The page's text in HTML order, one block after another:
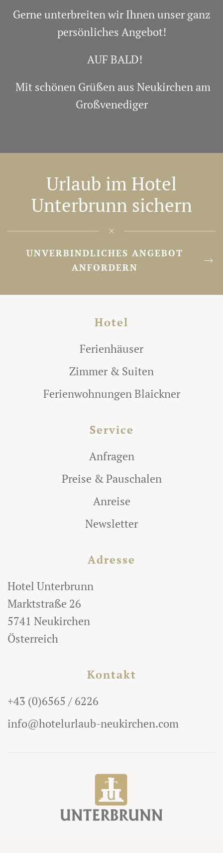
Gerne unterbreiten wir Ihnen unser ganz
persönliches Angebot!
AUF BALD!
Mit schönen Grüßen aus Neukirchen am
Großvenediger
Urlaub im Hotel
Unterbrunn sichern
UNVERBINDLICHES ANGEBOT
ANFORDERN
Hotel
Ferienhäuser
Zimmer & Suiten
Ferienwohnungen Blaickner
Service
Anfragen
Preise & Pauschalen
Anreise
Newsletter
Adresse
Hotel Unterbrunn
Marktstraße 26
5741 Neukirchen
Österreich
Kontakt
+43 (0)6565 / 6226
info@hotelurlaub-neukirchen.com